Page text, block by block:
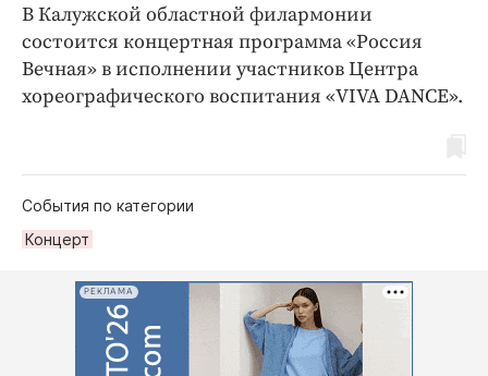
В Калужской областной филармонии
состоится концертная программа «Россия
Вечная» в исполнении участников Центра
хореографического воспитания «VIVA DANCE».
События по категории
Концерт
РЕКЛАМА